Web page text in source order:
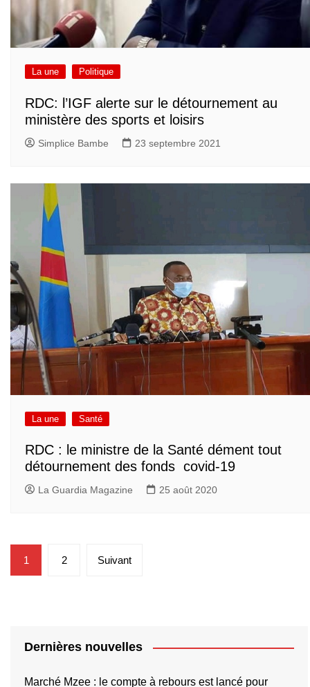
La une Politique
RDC: l’IGF alerte sur le détournement au
ministère des sports et loisirs
Simplice Bambe 23 septembre 2021
La une Santé
RDC : le ministre de la Santé dément tout
détournement des fonds covid-19
La Guardia Magazine 25 août 2020
Pagination
des
1 2 Suivant
Dernières nouvelles
Marché Mzee : le compte à rebours est lancé pour